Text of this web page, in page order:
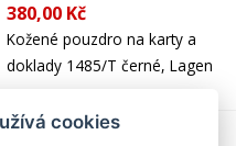
380,00 Kč
Kožené pouzdro na karty a
doklady 1485/T černé, Lagen
cookies